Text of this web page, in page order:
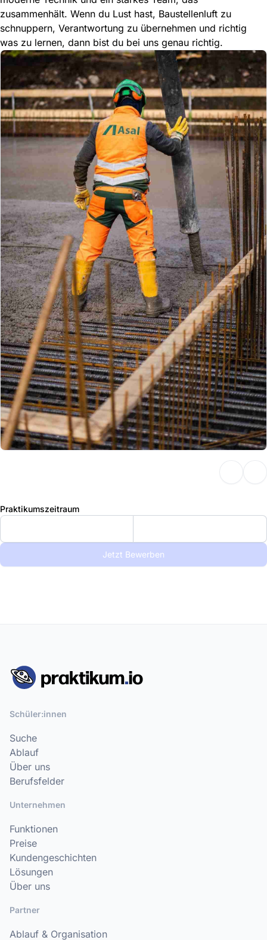
zusammenhält. Wenn du Lust hast, Baustellenluft zu
schnuppern, Verantwortung zu übernehmen und richtig
was zu lernen, dann bist du bei uns genau richtig.
Praktikumszeitraum
Jetzt Bewerben
Schüler:innen
Suche
Ablauf
Über uns
Berufsfelder
Unternehmen
Funktionen
Preise
Kundengeschichten
Lösungen
Über uns
Partner
Ablauf & Organisation